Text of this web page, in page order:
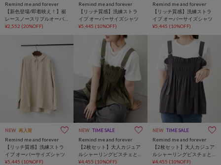
Remind me and forever
【新色登場/即着映え！】裾
レースノースリプルオーバ
ー
¥2,552 (20%OFF)
Remind me and forever
【リッチ質感】洗練ストラ
イプ オーバーサイズシャツ
¥5,445 (10%OFF)
Remind me and forever
【リッチ質感】洗練ストラ
イプ オーバーサイズシャツ
¥5,445 (10%OFF)
NEW 再入荷
Remind me and forever
【リッチ質感】洗練ストラ
イプ オーバーサイズシャツ
¥5,445 (10%OFF)
NEW TIME SALE
Remind me and forever
【2枚セット】大人カジュア
ルシャーリングビスチェと
シンプルT
¥4,455 (10%OFF)
NEW TIME SALE
Remind me and forever
【2枚セット】大人カジュア
ルシャーリングビスチェと
シンプルT
¥4,455 (10%OFF)